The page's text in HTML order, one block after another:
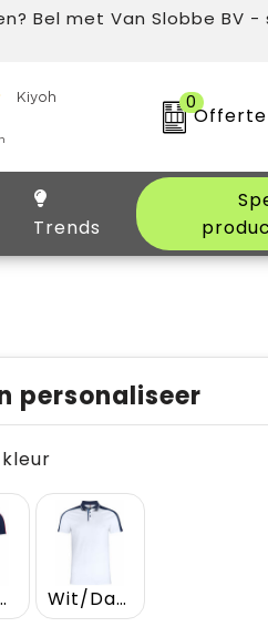
Bel met Van Slobbe BV -
0
Offerte
Trends
personaliseer
kleur
Wit Wit/Dark Navy